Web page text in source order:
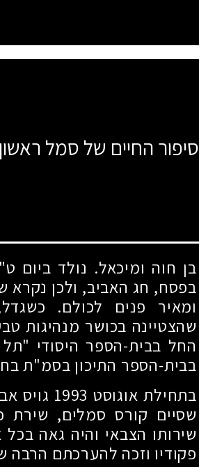
סיפור החיים של סמל
בן חוה ומיכאל. נולד ביום
בפסח, חג האביב, ולכן נקרא
ומאיר פנים לכולם.
שהצטיינה בכושר מנהיגות
החל בבית-הספר היסודי "תל
בבית-הספר התיכון בסמ"ת
בתחילת אוגוסט 1993 גויס
שסיים קורס סמלים,
שירותו הצבאי והיה גאה
פקודיו וזכה להערכתם הרבה